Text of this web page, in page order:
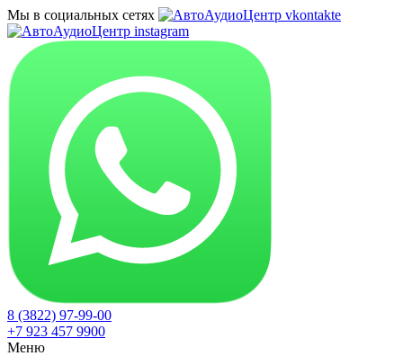
Мы в социальных сетях
8 (3822) 97-99-00
+7 923 457 9900
Меню